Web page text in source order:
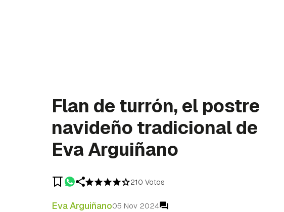
Flan de turrón, el postre
navideño tradicional de
Eva Arguiñano
210 Votos
Eva Arguiñano05 Nov 2024